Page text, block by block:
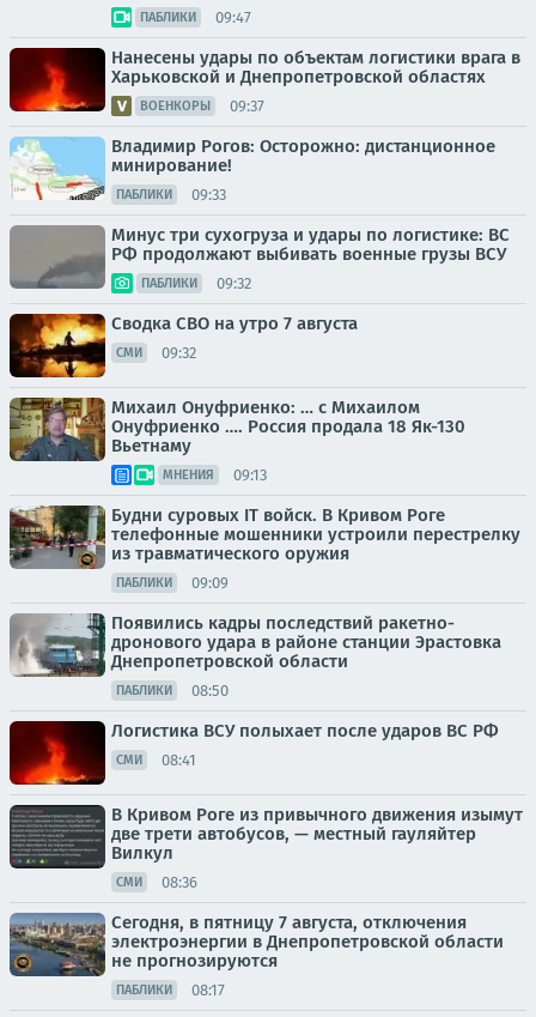
ПАБЛИКИ 09:47
Нанесены удары по объектам логистики врага в
Харьковской и Днепропетровской областях
ВОЕНКОРЫ 09:37
Владимир Рогов: Осторожно: дистанционное
минирование!
ПАБЛИКИ 09:33
Минус три сухогруза и удары по логистике: ВС
РФ продолжают выбивать военные грузы ВСУ
ПАБЛИКИ 09:32
Сводка СВО на утро 7 августа
СМИ 09:32
Михаил Онуфриенко: … с Михаилом
Онуфриенко …. Россия продала 18 Як-130
Вьетнаму
МНЕНИЯ 09:13
Будни суровых IT войск. В Кривом Роге
телефонные мошенники устроили перестрелку
из травматического оружия
ПАБЛИКИ 09:09
Появились кадры последствий ракетно-
дронового удара в районе станции Эрастовка
Днепропетровской области
ПАБЛИКИ 08:50
Логистика ВСУ полыхает после ударов ВС РФ
СМИ 08:41
В Кривом Роге из привычного движения изымут
две трети автобусов, — местный гауляйтер
Вилкул
СМИ 08:36
Сегодня, в пятницу 7 августа, отключения
электроэнергии в Днепропетровской области
не прогнозируются
ПАБЛИКИ 08:17